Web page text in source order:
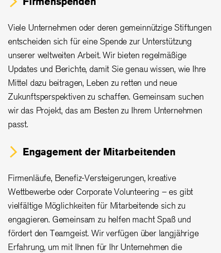
Viele Unternehmen oder deren gemeinnützige Stiftungen
entscheiden sich für eine Spende zur Unterstützung
unserer weltweiten Arbeit. Wir bieten regelmäßige
Updates und Berichte, damit Sie genau wissen, wie Ihre
Mittel dazu beitragen, Leben zu retten und neue
Zukunftsperspektiven zu schaffen. Gemeinsam suchen
wir das Projekt, das am Besten zu Ihrem Unternehmen
passt.
Engagement der Mitarbeitenden
Firmenläufe, Benefiz-Versteigerungen, kreative
Wettbewerbe oder Corporate Volunteering – es gibt
vielfältige Möglichkeiten für Mitarbeitende sich zu
engagieren. Gemeinsam zu helfen macht Spaß und
fördert den Teamgeist. Wir verfügen über langjährige
Erfahrung, um mit Ihnen für Ihr Unternehmen die